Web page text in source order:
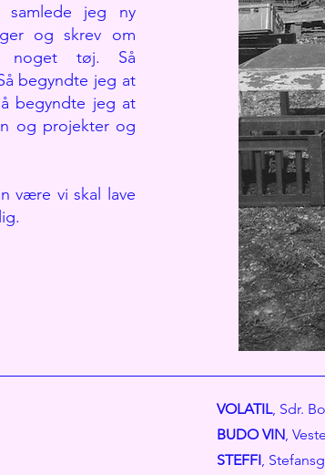
samlede jeg ny
og skrev om
noget tøj. Så
begyndte jeg at
begyndte jeg at
og projekter og
være vi skal lave
VOLATIL, Sdr.
BUDO VIN,
STEFFI,